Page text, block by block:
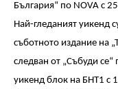
България“ по NOVA с
Най-гледаният уикенд
съботното издание на
следван от „Събуди се“
уикенд блок на БНТ1 с